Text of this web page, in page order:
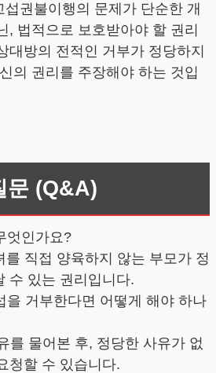
권불이행의 문제가 단순한 개
, 법적으로 보호받아야 할 권리
대방의 전적인 거부가 정당하지
의 권리를 주장해야 하는 것입
문 (Q&A)
엇인가요?
를 직접 양육하지 않는 부모가 정
수 있는 권리입니다.
을 거부한다면 어떻게 해야 하나
를 물어본 후, 정당한 사유가 없
청할 수 있습니다.